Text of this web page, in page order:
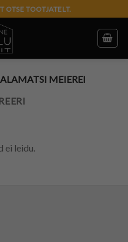
OTSE TOOTJATELT.
MEIEREI
ei leidu.